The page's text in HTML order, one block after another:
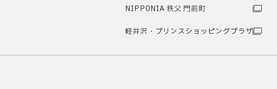
NIPPONIA 秩父 門前町
軽井沢・プリンスショッピングプラザ